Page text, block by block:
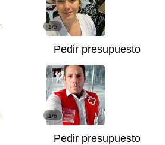
1/5
Pedir presupuesto
1/5
Pedir presupuesto